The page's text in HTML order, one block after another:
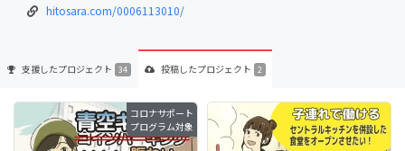
hitosara.com/0006113010/
支援したプロジェクト 34 投稿したプロジェクト 2
コロナサポート
プログラム対象